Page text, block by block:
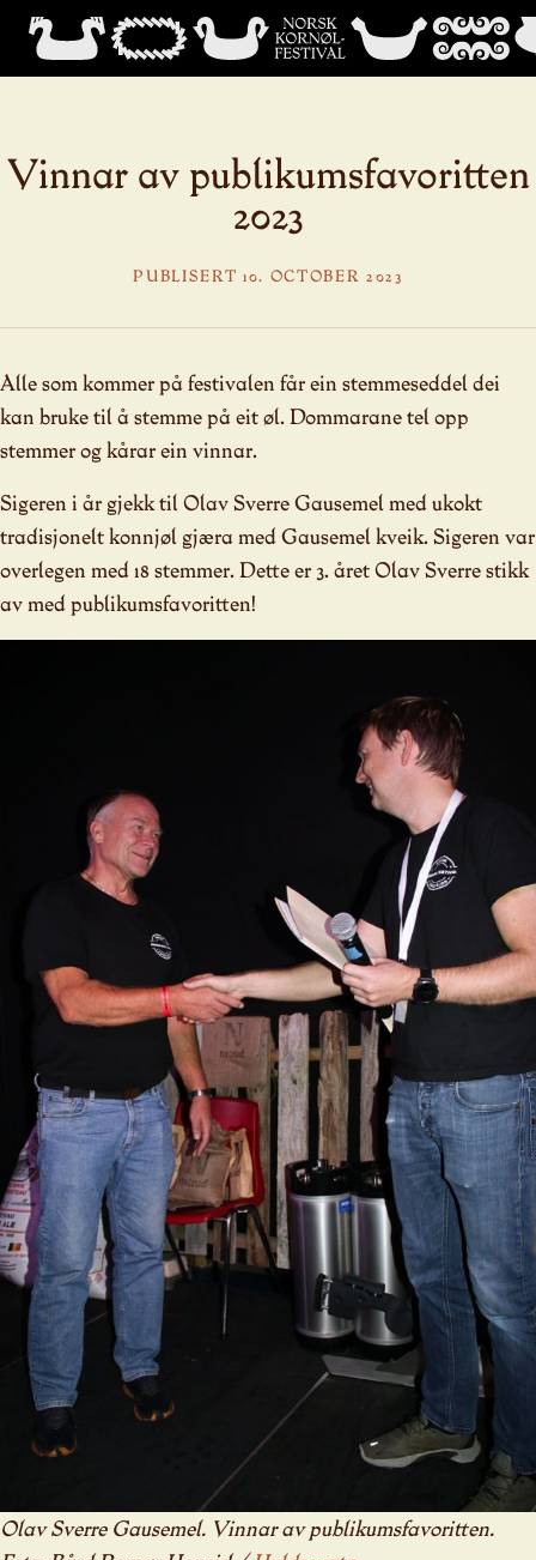
Vinnar av publikumsfavoritten
2023
PUBLISERT 10. OCTOBER 2023
Alle som kommer på festivalen får ein stemmeseddel dei
kan bruke til å stemme på eit øl. Dommarane tel opp
stemmer og kårar ein vinnar.
Sigeren i år gjekk til Olav Sverre Gausemel med ukokt
tradisjonelt konnjøl gjæra med Gausemel kveik. Sigeren var
overlegen med 18 stemmer. Dette er 3. året Olav Sverre stikk
av med publikumsfavoritten!
Olav Sverre Gausemel. Vinnar av publikumsfavoritten.